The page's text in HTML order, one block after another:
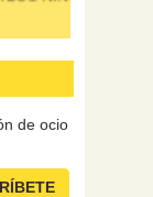
de ocio